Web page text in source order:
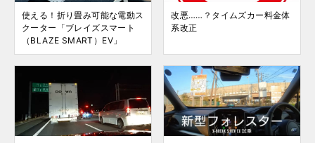
使える！折り畳み可能な電動ス
クーター「ブレイズスマート
（BLAZE SMART）EV」
改悪……？タイムズカー料金体
系改正